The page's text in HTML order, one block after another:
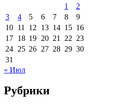
1
2
3
4 5 6 7 8
9
10 11 12 13 14 15 16
17 18 19 20 21 22 23
24 25 26 27 28 29 30
31
« Июл
Рубрики